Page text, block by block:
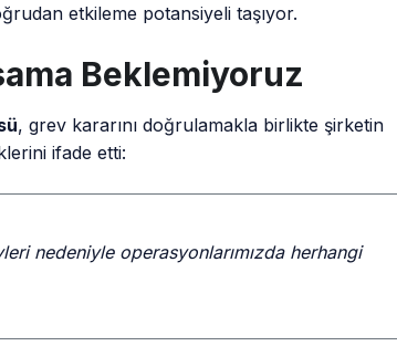
etkileme potansiyeli taşıyor.
Beklemiyoruz
, grev kararını doğrulamakla birlikte şirketin
ifade etti:
nedeniyle operasyonlarımızda herhangi